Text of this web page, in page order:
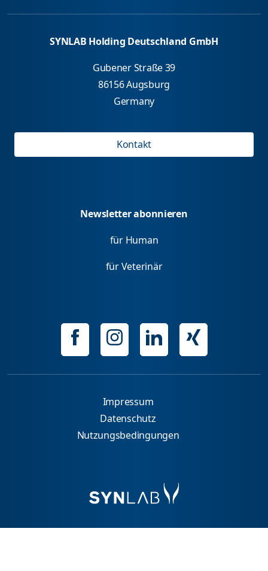
SYNLAB Holding Deutschland GmbH
Gubener Straße 39
86156 Augsburg
Germany
Kontakt
Newsletter abonnieren
für Human
für Veterinär
Impressum
Datenschutz
Nutzungsbedingungen